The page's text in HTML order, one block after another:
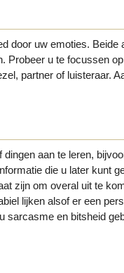
door uw emoties. Beide
Probeer u te focussen
partner of luisteraar.
aan te leren,
die u later kunt
zijn om overal uit te
lijken alsof er een
sarcasme en bitsheid